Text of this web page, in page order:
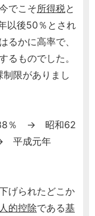
でこそ所得税と
以後50％とされ
るかに高率で、
るものでした。
制限がありまし
％ → 昭和62
成元年
げられたどこか
人的控除である基